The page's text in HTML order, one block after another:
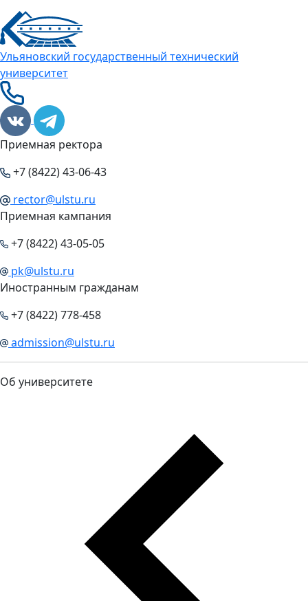
Ульяновский государственный технический
университет
Приемная ректора
+7 (8422) 43-06-43
rector@ulstu.ru
Приемная кампания
+7 (8422) 43-05-05
pk@ulstu.ru
Иностранным гражданам
+7 (8422) 778-458
admission@ulstu.ru
Об университете